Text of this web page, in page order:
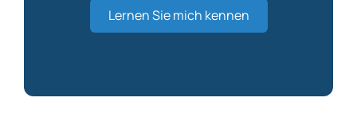
Lernen Sie mich kennen